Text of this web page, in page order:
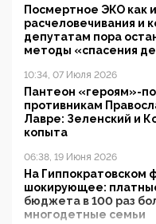
Посмертное ЭКО как
расчеловечивания и
депутатам пора
методы «спасения
10:34, 07 Июля 2026
Пантеон «героям»-
противникам
Лавре: Зеленский и
копыта
06:38, 19 Июня 2026
На Гиппократовском
шокирующее:
бюджета в 100 раз
многодетные семьи